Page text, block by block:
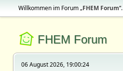
Willkommen im Forum „FHEM Forum“.
FHEM Forum
06 August 2026, 19:00:24